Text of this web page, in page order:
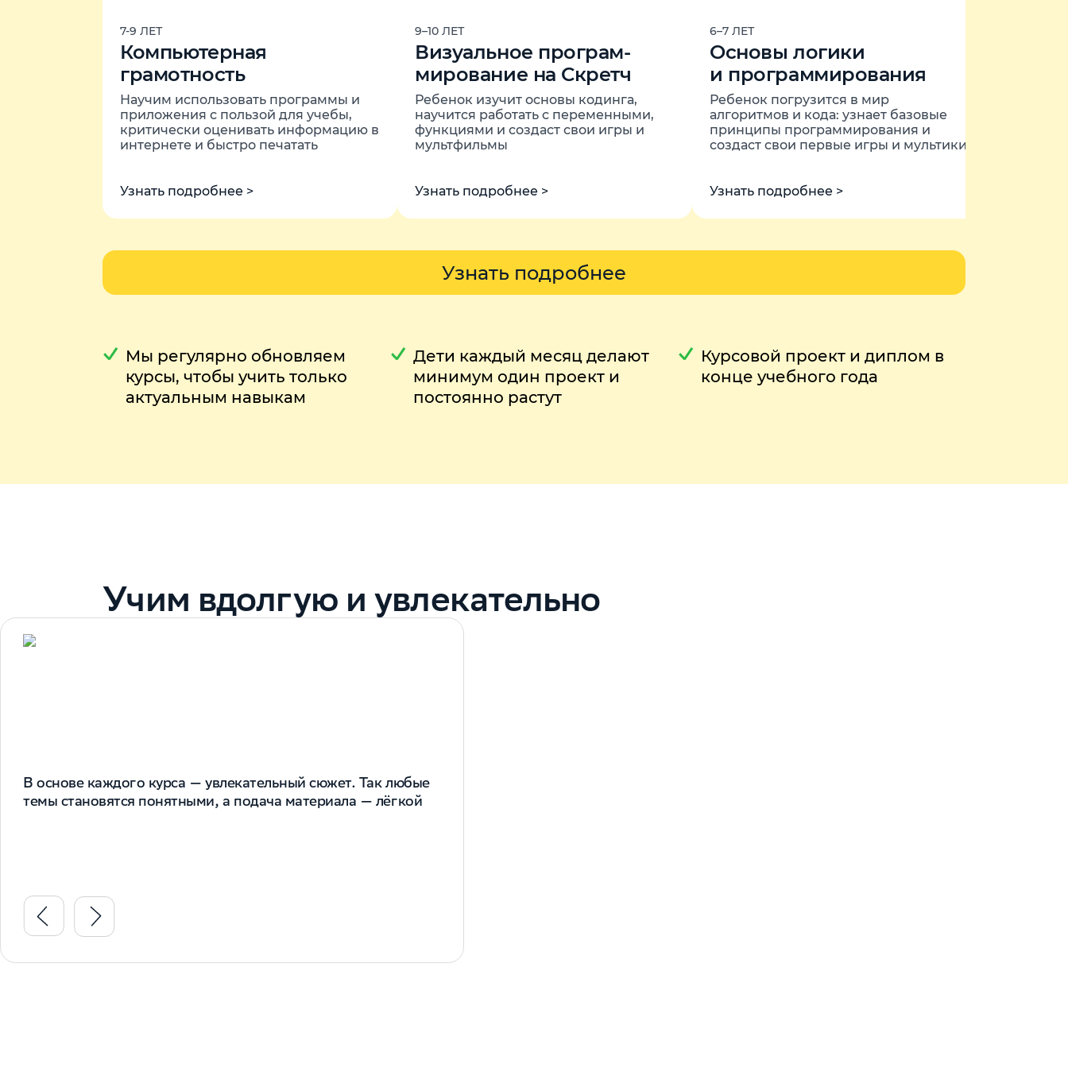
7-9 ЛЕТ
Компьютерная
грамотность
Научим использовать программы и
приложения с пользой для учебы,
критически оценивать информацию в
интернете и быстро печатать
Узнать подробнее >
9–10 ЛЕТ
Визуальное програм-
мирование на Скретч
Ребенок изучит основы кодинга,
научится работать с переменными,
функциями и создаст свои игры и
мультфильмы
Узнать подробнее >
6–7 ЛЕТ
Основы логики
и программирования
Ребенок погрузится в мир
алгоритмов и кода: узнает базовые
принципы программирования и
создаст свои первые игры и мультики
Узнать подробнее >
Узнать подробнее
Мы регулярно обновляем
курсы, чтобы учить только
актуальным навыкам
Дети каждый месяц делают
минимум один проект и
постоянно растут
Курсовой проект и диплом в
конце учебного года
Учим вдолгую и увлекательно
Мы развиваем детей с разных сторон: учим быть открытыми,
творчески решать задачи, не бояться ошибок